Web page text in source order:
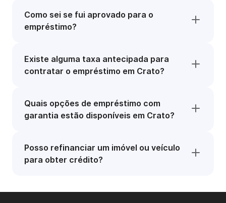
Como sei se fui aprovado para o
empréstimo?
Existe alguma taxa antecipada para
contratar o empréstimo em Crato?
Quais opções de empréstimo com
garantia estão disponíveis em Crato?
Posso refinanciar um imóvel ou veículo
para obter crédito?